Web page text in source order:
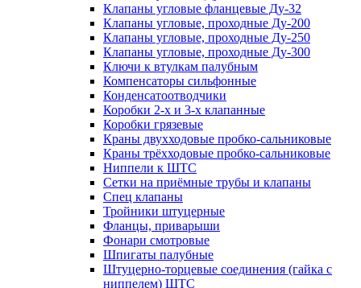
Клапаны угловые фланцевые Ду-32
Клапаны угловые, проходные Ду-200
Клапаны угловые, проходные Ду-250
Клапаны угловые, проходные Ду-300
Ключи к втулкам палубным
Компенсаторы сильфонные
Конденсатоотводчики
Коробки 2-х и 3-х клапанные
Коробки грязевые
Краны двухходовые пробко-сальниковые
Краны трёхходовые пробко-сальниковые
Ниппели к ШТС
Сетки на приёмные трубы и клапаны
Спец клапаны
Тройники штуцерные
Фланцы, приварыши
Фонари смотровые
Шпигаты палубные
Штуцерно-торцевые соединения (гайка с
ниппелем) ШТС